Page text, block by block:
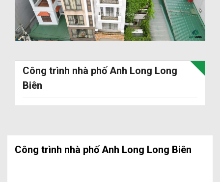
Công trình nhà phố Anh Long Long
Biên
Công trình nhà phố Anh Long Long Biên